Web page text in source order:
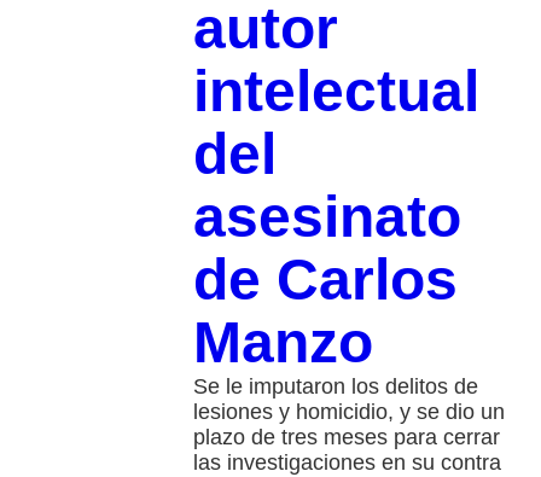
autor
intelectual
del
asesinato
de Carlos
Manzo
Se le imputaron los delitos de
lesiones y homicidio, y se dio un
plazo de tres meses para cerrar
las investigaciones en su contra